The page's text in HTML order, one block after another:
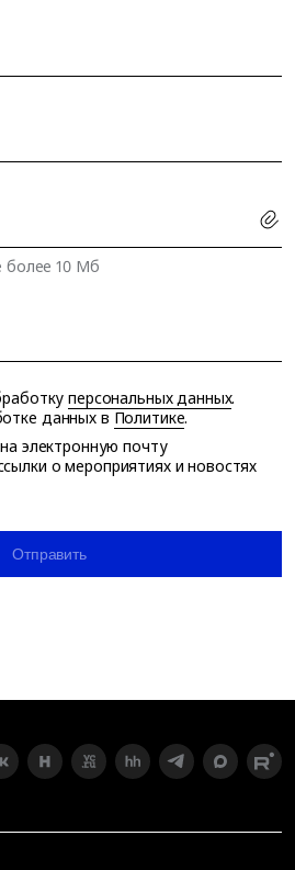
более 10 Мб
персональных данных.
данных в Политике.
электронную почту
о мероприятиях и новостях
Отправить